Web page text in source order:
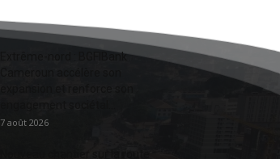
Extrême-nord : BGFIBank
7 août 2026